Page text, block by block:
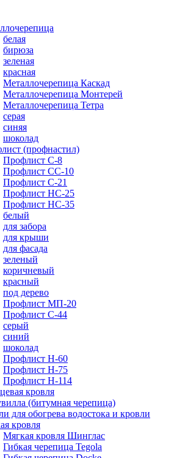
белая
бирюза
зеленая
красная
Металлочерепица Каскад
Металлочерепица Монтерей
Металлочерепица Тетра
серая
синяя
шоколад
(профнастил)
Профлист С-8
Профлист СС-10
Профлист C-21
Профлист НС-25
Профлист НС-35
белый
для забора
для крыши
для фасада
зеленый
коричневый
красный
под дерево
Профлист МП-20
Профлист С-44
серый
синий
шоколад
Профлист Н-60
Профлист Н-75
Профлист H-114
кровля
(битумная черепица)
для обогрева водостока и кровли
кровля
Мягкая кровля Шинглас
Гибкая черепица Tegola